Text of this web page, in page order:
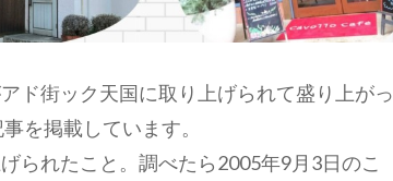
ド街ック天国に取り上げられて盛り上がっ
を掲載しています。
られたこと。調べたら2005年9月3日のこ